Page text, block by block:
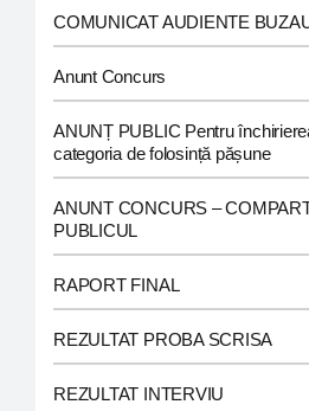
COMUNICAT AUDIENTE
Anunt Concurs
ANUNȚ PUBLIC Pentru
categoria de folosință pășune
ANUNT CONCURS –
PUBLICUL
RAPORT FINAL
REZULTAT PROBA SCRISA
REZULTAT INTERVIU